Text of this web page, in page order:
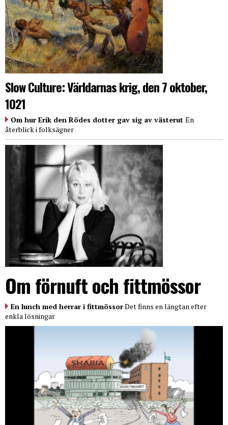
Slow Culture: Världarnas krig, den 7 oktober,
1021
Om hur Erik den Rödes dotter gav sig av västerut En
återblick i folksägner
Om förnuft och fittmössor
En lunch med herrar i fittmössorDet finns en längtan efter
enkla lösningar